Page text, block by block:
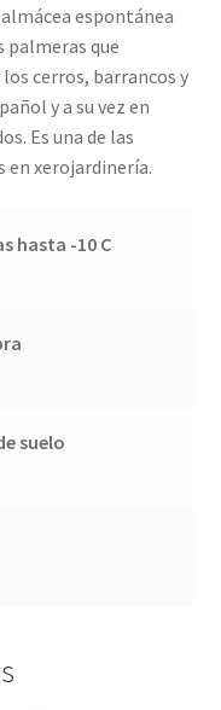
espontánea
palmeras que
cerros, barrancos y
y a su vez en
Es una de las
en xerojardinería.
hasta -10 C
suelo